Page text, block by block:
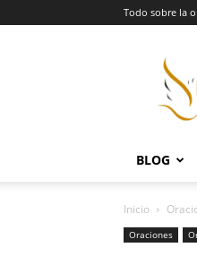
Todo sobre la
BLOG
Inicio
Oraciones